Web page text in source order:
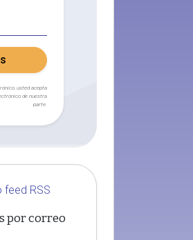
usted acepta
de nuestra
parte.
feed RSS
por correo